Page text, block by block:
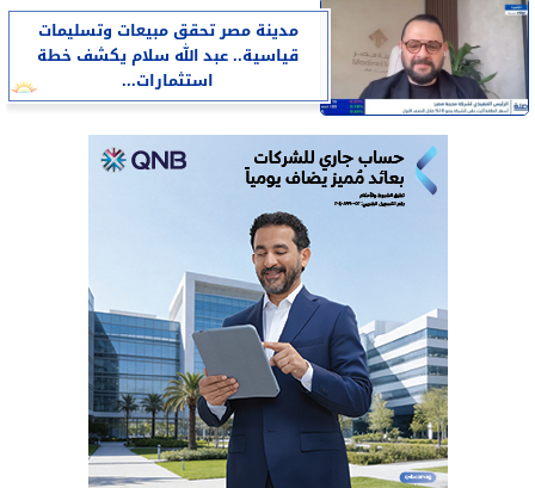
مدينة مصر تحقق مبيعات وتسليمات
قياسية.. عبد الله سلام يكشف خطة
استثمارات...